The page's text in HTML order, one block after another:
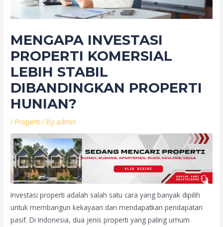
MENGAPA INVESTASI
PROPERTI KOMERSIAL
LEBIH STABIL
DIBANDINGKAN PROPERTI
HUNIAN?
/Properti / By admin
Investasi properti adalah salah satu cara yang banyak dipilih
untuk membangun kekayaan dan mendapatkan pendapatan
pasif. Di Indonesia, dua jenis properti yang paling umum